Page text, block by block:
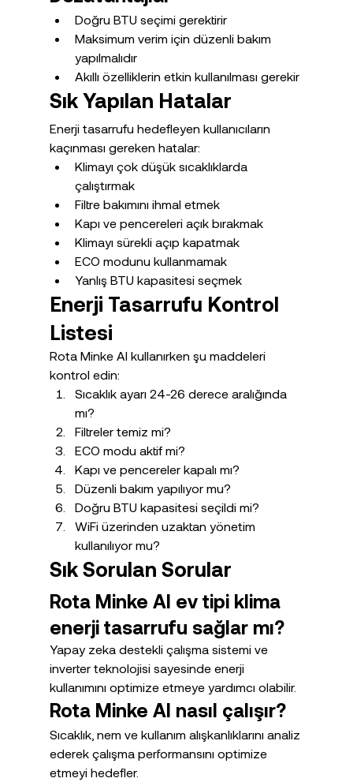
Doğru BTU seçimi gerektirir
Maksimum verim için düzenli bakım
yapılmalıdır
Akıllı özelliklerin etkin kullanılması gerekir
Sık Yapılan Hatalar
Enerji tasarrufu hedefleyen kullanıcıların
kaçınması gereken hatalar:
Klimayı çok düşük sıcaklıklarda
çalıştırmak
Filtre bakımını ihmal etmek
Kapı ve pencereleri açık bırakmak
Klimayı sürekli açıp kapatmak
ECO modunu kullanmamak
Yanlış BTU kapasitesi seçmek
Enerji Tasarrufu Kontrol
Listesi
Rota Minke AI kullanırken şu maddeleri
kontrol edin:
Sıcaklık ayarı 24-26 derece aralığında
mı?
Filtreler temiz mi?
ECO modu aktif mi?
Kapı ve pencereler kapalı mı?
Düzenli bakım yapılıyor mu?
Doğru BTU kapasitesi seçildi mi?
WiFi üzerinden uzaktan yönetim
kullanılıyor mu?
Sık Sorulan Sorular
Rota Minke AI ev tipi klima
enerji tasarrufu sağlar mı?
Yapay zeka destekli çalışma sistemi ve
inverter teknolojisi sayesinde enerji
kullanımını optimize etmeye yardımcı olabilir.
Rota Minke AI nasıl çalışır?
Sıcaklık, nem ve kullanım alışkanlıklarını analiz
ederek çalışma performansını optimize
etmeyi hedefler.